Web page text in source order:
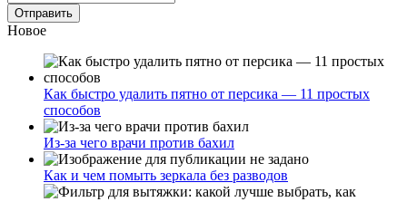
Новое
Как быстро удалить пятно от персика — 11 простых
способов
Из-за чего врачи против бахил
Как и чем помыть зеркала без разводов